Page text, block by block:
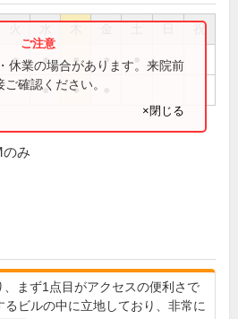
祝
● ● ● ●
● ●
休業の場合があります。来院前
確認ください。
×閉じる
のみ
まず1点目がアクセスの便利さで
ビルの中に立地しており、非常に